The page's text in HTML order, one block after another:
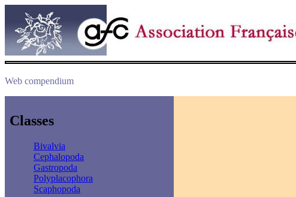
Web compendium
Classes
Bivalvia
Cephalopoda
Gastropoda
Polyplacophora
Scaphopoda